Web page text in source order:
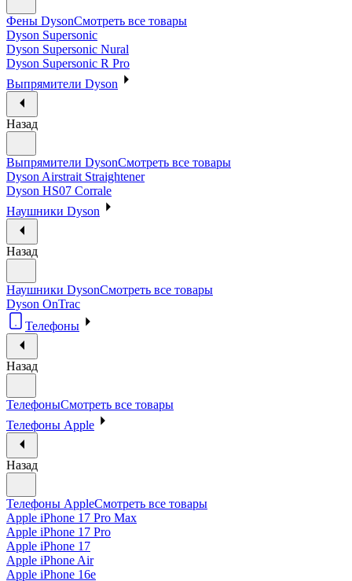
Фены DysonСмотреть все товары
Dyson Supersonic
Dyson Supersonic Nural
Dyson Supersonic R Pro
Выпрямители Dyson
Назад
Выпрямители DysonСмотреть все товары
Dyson Airstrait Straightener
Dyson HS07 Corrale
Наушники Dyson
Назад
Наушники DysonСмотреть все товары
Dyson OnTrac
Телефоны
Назад
ТелефоныСмотреть все товары
Телефоны Apple
Назад
Телефоны AppleСмотреть все товары
Apple iPhone 17 Pro Max
Apple iPhone 17 Pro
Apple iPhone 17
Apple iPhone Air
Apple iPhone 16e